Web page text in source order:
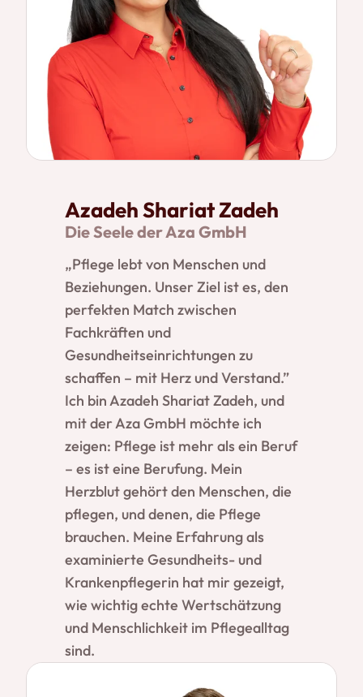
Azadeh Shariat Zadeh
Die Seele der Aza GmbH
„Pflege lebt von Menschen und
Beziehungen. Unser Ziel ist es, den
perfekten Match zwischen
Fachkräften und
Gesundheitseinrichtungen zu
schaffen – mit Herz und Verstand.”
Ich bin Azadeh Shariat Zadeh, und
mit der Aza GmbH möchte ich
zeigen: Pflege ist mehr als ein Beruf
– es ist eine Berufung. Mein
Herzblut gehört den Menschen, die
pflegen, und denen, die Pflege
brauchen. Meine Erfahrung als
examinierte Gesundheits- und
Krankenpflegerin hat mir gezeigt,
wie wichtig echte Wertschätzung
und Menschlichkeit im Pflegealltag
sind.